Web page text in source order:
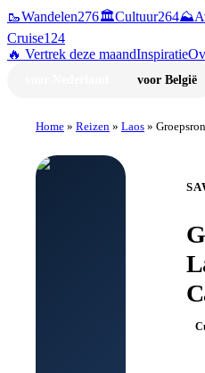
🥾Wandelen276🏛️Cultuur264⛰️
Cruise124
🔥 Vertrek deze maandInspiratie
voor België
Home » Reizen » Laos »